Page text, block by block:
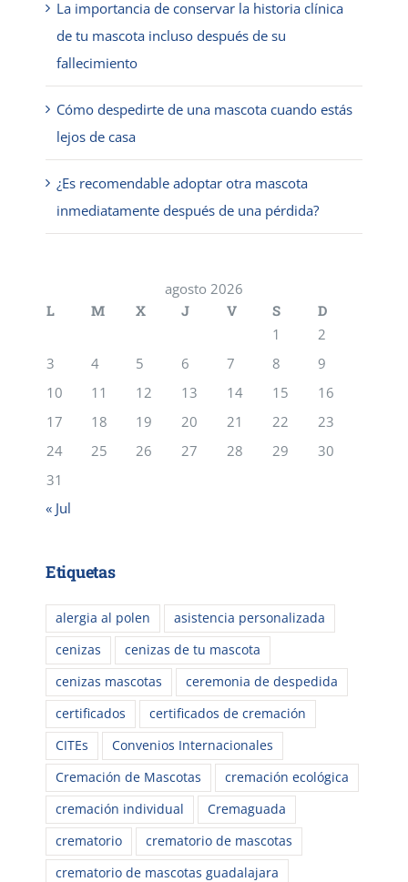
La importancia de conservar la historia clínica
de tu mascota incluso después de su
fallecimiento
Cómo despedirte de una mascota cuando estás
lejos de casa
¿Es recomendable adoptar otra mascota
inmediatamente después de una pérdida?
agosto 2026
L
M X J V S
D
1
2
3
4 5 6 7 8
9
10
11 12 13 14 15
16
17
18 19 20 21 22
23
24
25 26 27 28 29
30
31
« Jul
Etiquetas
alergia al polen
asistencia personalizada
cenizas
cenizas de tu mascota
cenizas mascotas
ceremonia de despedida
certificados
certificados de cremación
CITEs
Convenios Internacionales
Cremación de Mascotas
cremación ecológica
cremación individual
Cremaguada
crematorio
crematorio de mascotas
crematorio de mascotas guadalajara